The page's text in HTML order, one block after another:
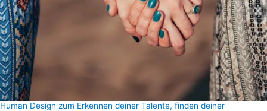
Human Design zum Erkennen deiner Talente, finden deiner